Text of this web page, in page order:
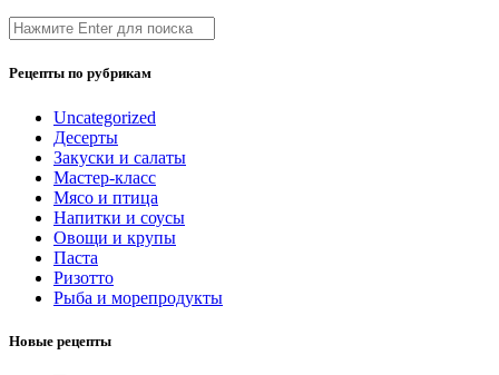
Рецепты по рубрикам
Uncategorized
Десерты
Закуски и салаты
Мастер-класс
Мясо и птица
Напитки и соусы
Овощи и крупы
Паста
Ризотто
Рыба и морепродукты
Новые рецепты